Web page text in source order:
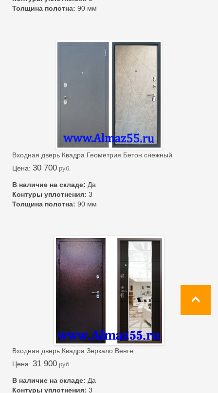
Толщина полотна: 90 мм
Входная дверь Квадра Геометрия Бетон снежный
Цена: 30 700 руб.
В наличие на складе: Да
Контуры уплотнения: 3
Толщина полотна: 90 мм
Входная дверь Квадра Зеркало Венге
Цена: 31 900 руб.
В наличие на складе: Да
Контуры уплотнения: 3